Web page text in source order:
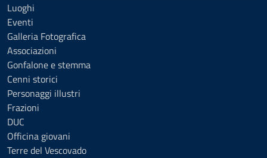
Luoghi
Eventi
Galleria Fotografica
Associazioni
Gonfalone e stemma
Cenni storici
Personaggi illustri
Frazioni
DUC
Officina giovani
Terre del Vescovado